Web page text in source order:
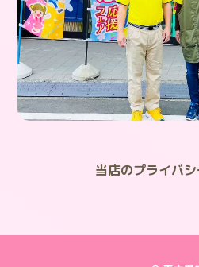
当店のプライバ